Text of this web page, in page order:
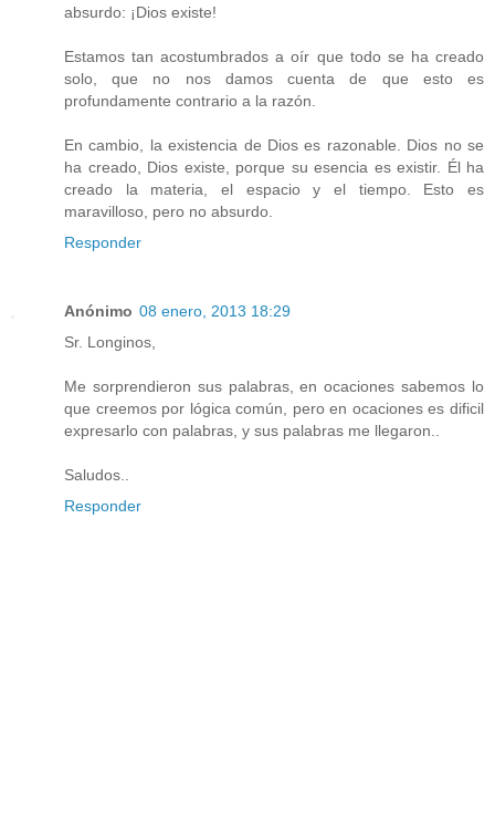
absurdo: ¡Dios existe!
Estamos tan acostumbrados a oír que todo se ha creado
solo, que no nos damos cuenta de que esto es
profundamente contrario a la razón.
En cambio, la existencia de Dios es razonable. Dios no se
ha creado, Dios existe, porque su esencia es existir. Él ha
creado la materia, el espacio y el tiempo. Esto es
maravilloso, pero no absurdo.
Responder
Anónimo 08 enero, 2013 18:29
Sr. Longinos,
Me sorprendieron sus palabras, en ocaciones sabemos lo
que creemos por lógica común, pero en ocaciones es dificil
expresarlo con palabras, y sus palabras me llegaron..
Saludos..
Responder